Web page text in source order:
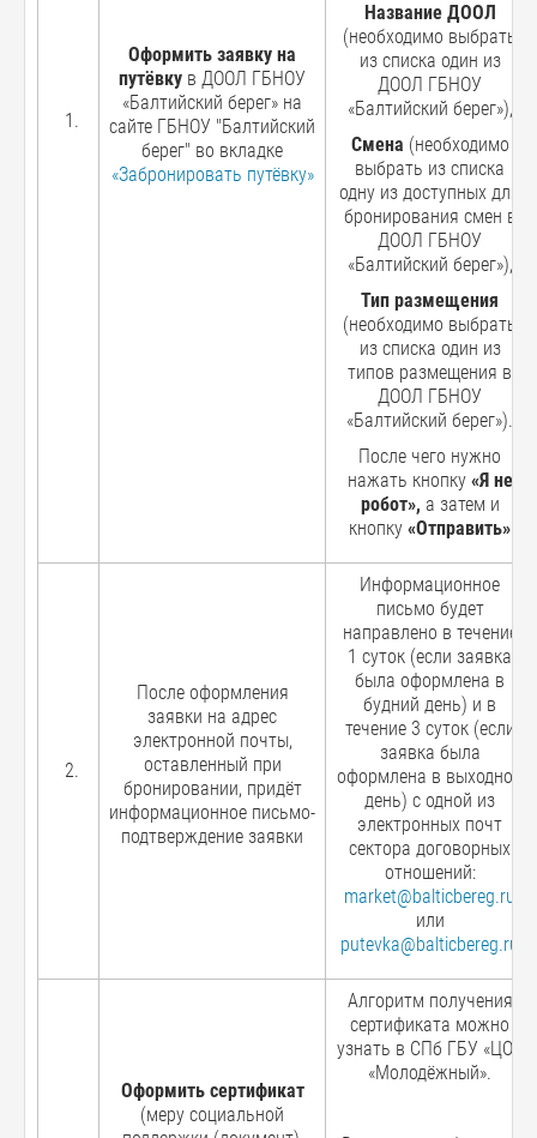
Оформить заявку на
путёвку в ДООЛ ГБНОУ
«Балтийский берег» на
сайте ГБНОУ "Балтийский
берег" во вкладке
«Забронировать путёвку»
Название ДООЛ
(необходимо выбрать
из списка один из
ДООЛ ГБНОУ
«Балтийский берег»),
Смена (необходимо
выбрать из списка
одну из доступных для
бронирования смен в
ДООЛ ГБНОУ
«Балтийский берег»),
Тип размещения
(необходимо выбрать
из списка один из
типов размещения в
ДООЛ ГБНОУ
«Балтийский берег»).
После чего нужно
нажать кнопку «Я не
робот», а затем и
кнопку «Отправить»
После оформления
заявки на адрес
электронной почты,
оставленный при
бронировании, придёт
информационное письмо-
подтверждение заявки
Информационное
письмо будет
направлено в течение
1 суток (если заявка
была оформлена в
будний день) и в
течение 3 суток (если
заявка была
оформлена в выходной
день) с одной из
электронных почт
сектора договорных
отношений:
market@balticbereg.ru
или
putevka@balticbereg.ru
Оформить сертификат
(меру социальной
Алгоритм получения
сертификата можно
узнать в СПб ГБУ «ЦОО
«Молодёжный».